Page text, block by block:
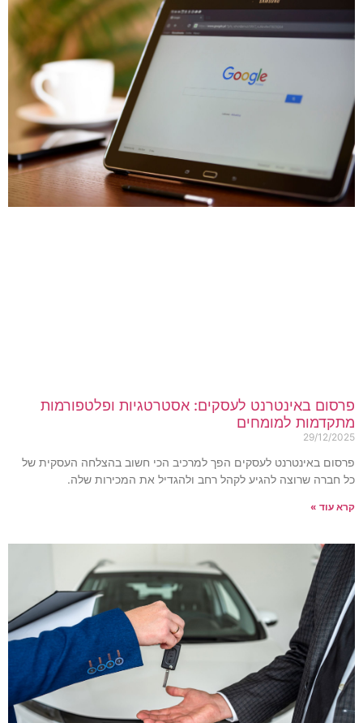
באינטרנט לעסקים: אסטרטגיות ופלטפורמות
למומחים
29/12/
באינטרנט לעסקים הפך למרכיב הכי חשוב בהצלחה העסקית של
חברה שרוצה להגיע לקהל רחב ולהגדיל את המכירות שלה.
עוד »